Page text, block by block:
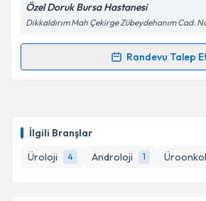
İlgili Branşlar
Üroloji
4 Androloji 1
kapsamda işlenmesini kabul
Takvim Talebini
Özel Doruk Bursa Hastanesi
Dikkaldırım Mah Çekirge Zübeydehanım Cad.
Randevu Talep
Randevu Takvimi Talebi
takvim hazırlandığında e-posta ile
E-posta Adresiniz